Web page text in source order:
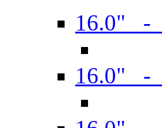
16.0" -
16.0" -